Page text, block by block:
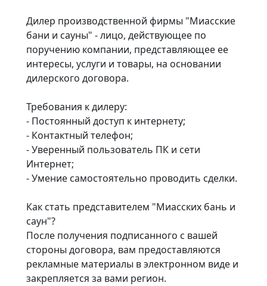
Дилер производственной фирмы "Миасские
бани и сауны" - лицо, действующее по
поручению компании, представляющее ее
интересы, услуги и товары, на основании
дилерского договора.
Требования к дилеру:
- Постоянный доступ к интернету;
- Контактный телефон;
- Уверенный пользователь ПК и сети
Интернет;
- Умение самостоятельно проводить сделки.
Как стать представителем "Миасских бань и
саун"?
После получения подписанного с вашей
стороны договора, вам предоставляются
рекламные материалы в электронном виде и
закрепляется за вами регион.